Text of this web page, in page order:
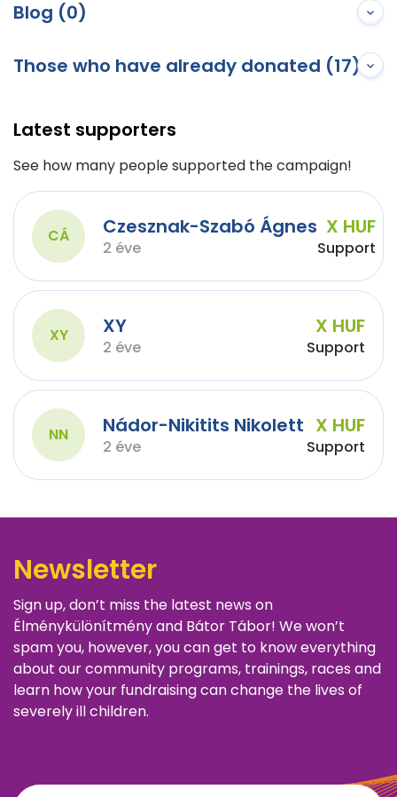
Blog (0)
Those who have already donated (17)
Latest supporters
See how many people supported the campaign!
CÁ Czesznak-Szabó Ágnes
2 éve
X HUF
Support
XY XY
2 éve
X HUF
Support
NN Nádor-Nikitits Nikolett
2 éve
X HUF
Support
Newsletter
Sign up, don’t miss the latest news on
Élménykülönítmény and Bátor Tábor! We won’t
spam you, however, you can get to know everything
about our community programs, trainings, races and
learn how your fundraising can change the lives of
severely ill children.